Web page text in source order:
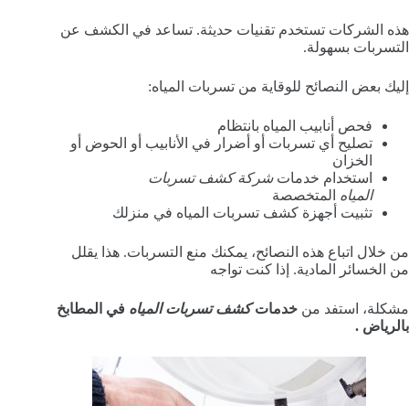
هذه الشركات تستخدم تقنيات حديثة. تساعد في الكشف عن
التسربات بسهولة.
إليك بعض النصائح للوقاية من تسربات المياه:
فحص أنابيب المياه بانتظام
تصليح أي تسربات أو أضرار في الأنابيب أو الحوض أو
الخزان
استخدام خدماتشركة كشف تسربات
المياه المتخصصة
تثبيت أجهزة كشف تسربات المياه في منزلك
من خلال اتباع هذه النصائح، يمكنك منع التسربات. هذا يقلل
من الخسائر المادية. إذا كنت تواجه
مشكلة، استفد من خدماتكشف تسربات المياه في المطابخ
بالرياض .